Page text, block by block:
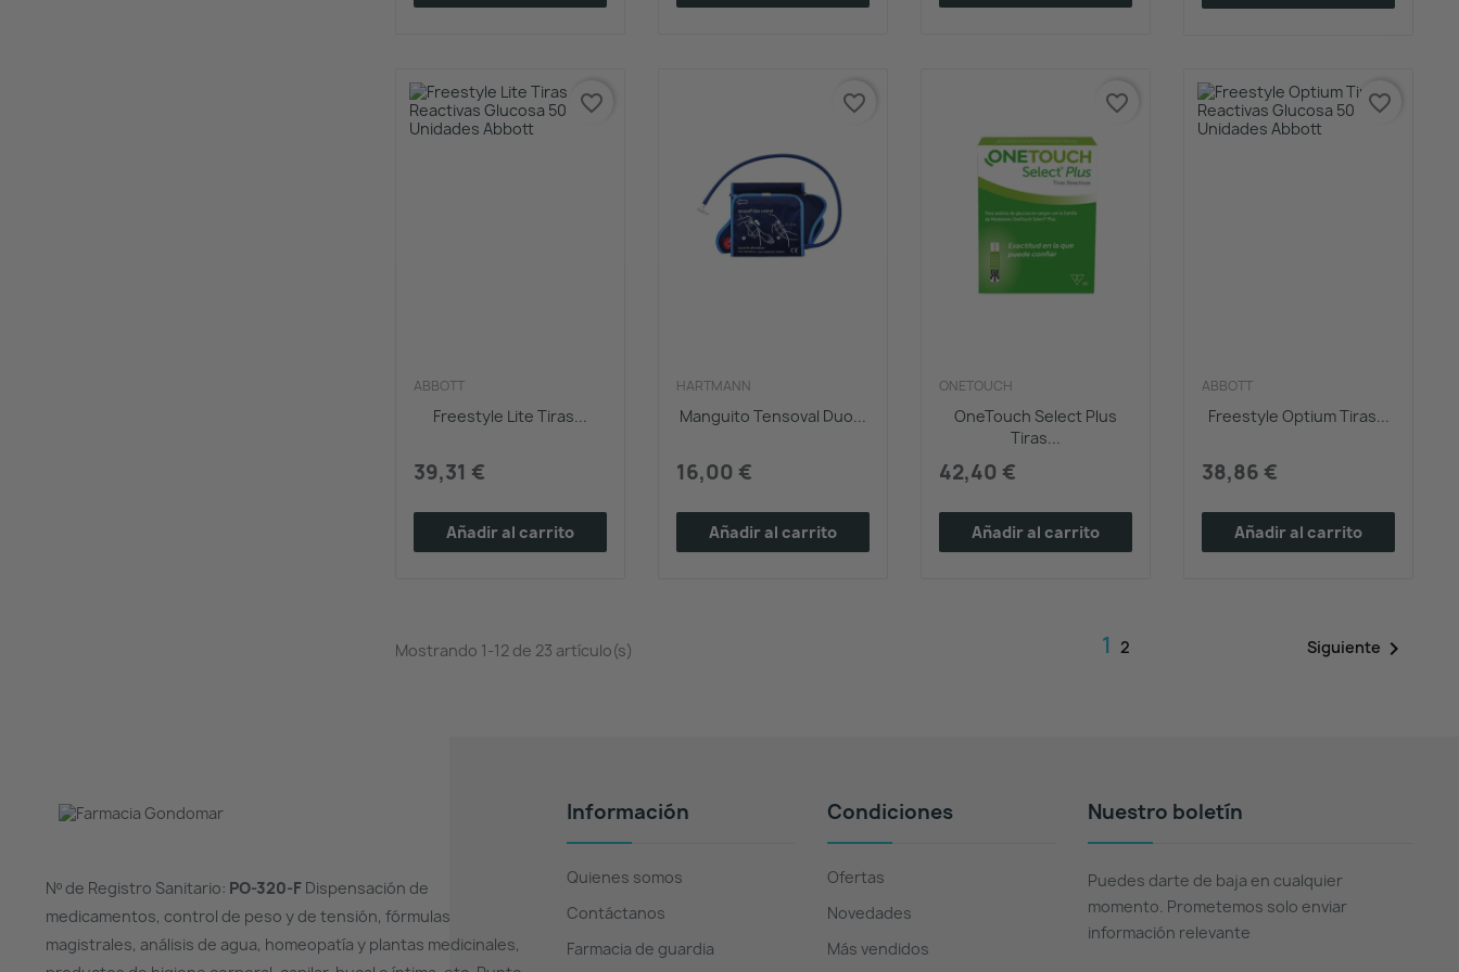
ABBOTT
Freestyle Lite Tiras...
39,31 €
Añadir al carrito
favorite_border
HARTMANN
Manguito Tensoval Duo...
16,00 €
Añadir al carrito
favorite_border
ONETOUCH
OneTouch Select Plus
Tiras...
42,40 €
Añadir al carrito
favorite_border
ABBOTT
Freestyle Optium Tiras...
38,86 €
Añadir al carrito
favorite_border
Mostrando 1-12 de 23 artículo(s) 12 Siguiente 
Nº de Registro Sanitario: PO-320-FDispensación de
medicamentos, control de peso y de tensión, fórmulas
magistrales, análisis de agua, homeopatía y plantas medicinales,
Información
Quienes somos
Contáctanos
Farmacia de guardia
Condiciones
Ofertas
Novedades
Más vendidos
Nuestro boletín
Puedes darte de baja en cualquier
momento. Prometemos solo enviar
información relevante